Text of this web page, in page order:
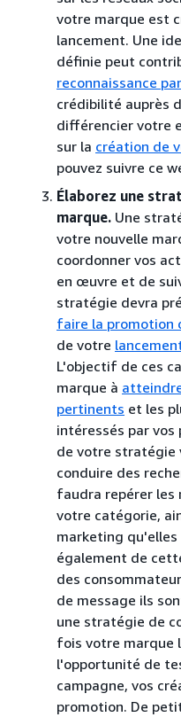
votre marque est
lancement. Une
définie peut
reconnaissance
crédibilité auprès
différencier votre
sur la création de
pouvez suivre ce
Élaborez une
marque. Une
votre nouvelle
coordonner vos
en œuvre et de
stratégie devra
faire la promotion
de votre
L'objectif de ces
marque à
pertinents et les
intéressés par
de votre stratégie
conduire des
faudra repérer les
votre catégorie,
marketing
également de
des
de message ils
une stratégie de
fois votre marque
l'opportunité de
campagne, vos
promotion. De